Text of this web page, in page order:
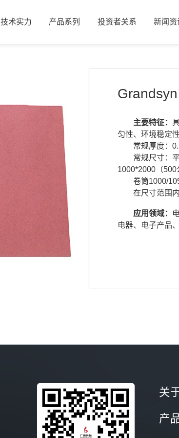
技术实力 产品系列 投资者关系 新闻资
主要特征：
匀性、环境稳定
常规厚度：
常规尺寸：
1000*2000（500
卷筒1000/
在尺寸范围
应用领域：
电器、电子产品
关
产